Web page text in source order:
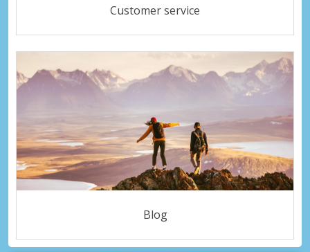
Customer service
Blog